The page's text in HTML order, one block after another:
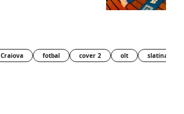
Craiova fotbal cover 2 olt slatina